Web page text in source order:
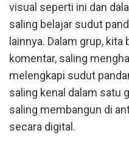
visual seperti ini dan
saling belajar sudut
lainnya. Dalam grup,
komentar, saling
melengkapi sudut
saling kenal dalam satu
saling membangun di
secara digital.